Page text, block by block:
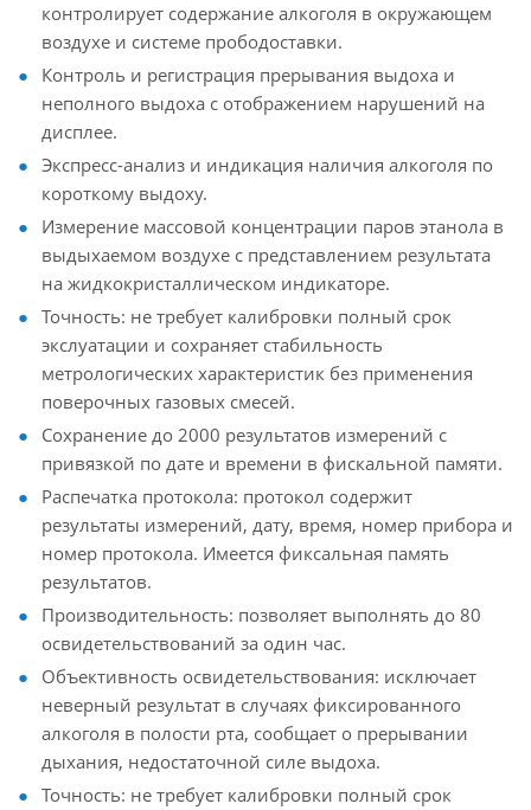
контролирует содержание алкоголя в окружающем
воздухе и системе прободоставки.
Контроль и регистрация прерывания выдоха и
неполного выдоха с отображением нарушений на
дисплее.
Экспресс-анализ и индикация наличия алкоголя по
короткому выдоху.
Измерение массовой концентрации паров этанола в
выдыхаемом воздухе с представлением результата
на жидкокристаллическом индикаторе.
Точность: не требует калибровки полный срок
экслуатации и сохраняет стабильность
метрологических характеристик без применения
поверочных газовых смесей.
Сохранение до 2000 результатов измерений с
привязкой по дате и времени в фискальной памяти.
Распечатка протокола: протокол содержит
результаты измерений, дату, время, номер прибора и
номер протокола. Имеется фиксальная память
результатов.
Производительность: позволяет выполнять до 80
освидетельствований за один час.
Объективность освидетельствования: исключает
неверный результат в случаях фиксированного
алкоголя в полости рта, сообщает о прерывании
дыхания, недостаточной силе выдоха.
Точность: не требует калибровки полный срок